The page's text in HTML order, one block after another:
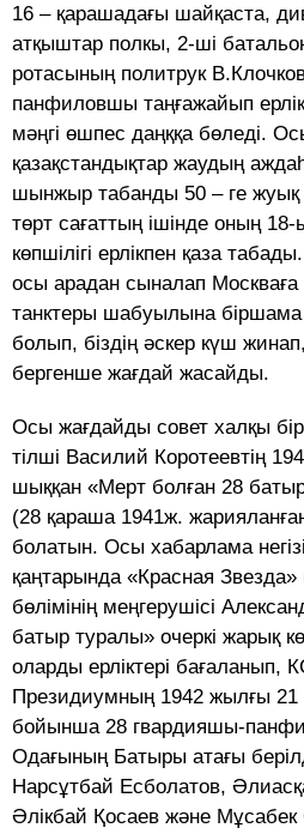
16 – қарашадағы шайқаста,
атқыштар полкы, 2-ші
ротасының политрук
панфиловшы таңғажайып
мәңгі өшпес даңққа бөледі.
қазақстандықтар жаудың
шынжыр табанды 50 – ге жуық
төрт сағаттың ішінде оның
көпшілігі ерлікпен қаза
осы арадан сыналап Москваға
танктеры шабуылына біршама
болып, біздің әскер күш
бергенше жағдай жасайды.
Осы жағдайды совет халқы
тілші Василий Коротеевтің
шыққан «Мерт болған 28
(28 қараша 1941ж.
болатын. Осы хабарлама
қаңтарында «Красная Звезда»
бөлімінің меңгерушісі
батыр туралы» очеркі жарық
оларды ерліктері бағаланып,
Президиумның 1942 жылғы 21
бойынша 28 гвардияшы-
Одағының Батыры атағы
Нарсұтбай Есболатов,
Әлікбай Қосаев және Мұсабек